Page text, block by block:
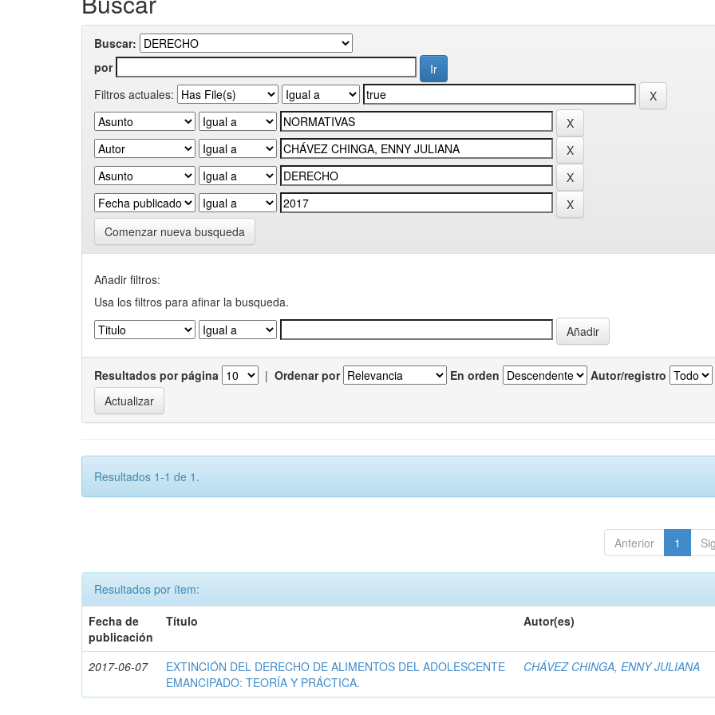
Buscar:
por
Filtros actuales:
Comenzar nueva busqueda
Añadir filtros:
Usa los filtros para afinar la busqueda.
Resultados por página | Ordenar por En orden Autor/registro
Resultados 1-1 de 1.
Anterior 1
Resultados por ítem:
Fecha de
publicación
Título Autor(es)
2017-06-07
EXTINCIÓN DEL DERECHO DE ALIMENTOS DEL ADOLESCENTE
EMANCIPADO: TEORÍA Y PRÁCTICA.
CHÁVEZ CHINGA, ENNY JULIANA